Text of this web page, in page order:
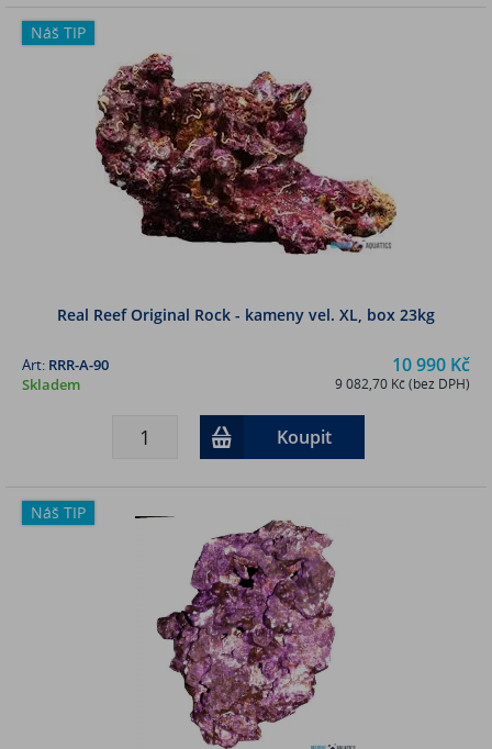
Náš TIP
Real Reef Original Rock - kameny vel. XL, box 23kg
10 990 Kč
9 082,70 Kč (bez DPH)
Art: RRR-A-90
Skladem
Koupit
Náš TIP